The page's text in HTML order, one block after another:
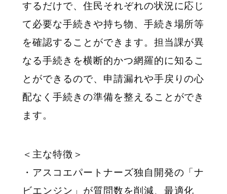
するだけで、住民それぞれの状況に応じ
て必要な手続きや持ち物、手続き場所等
を確認することができます。担当課が異
なる手続きを横断的かつ網羅的に知るこ
とができるので、申請漏れや手戻りの心
配なく手続きの準備を整えることができ
ます。
＜主な特徴＞
・アスコエパートナーズ独自開発の「ナ
ビエンジン」が質問数を削減、最適化